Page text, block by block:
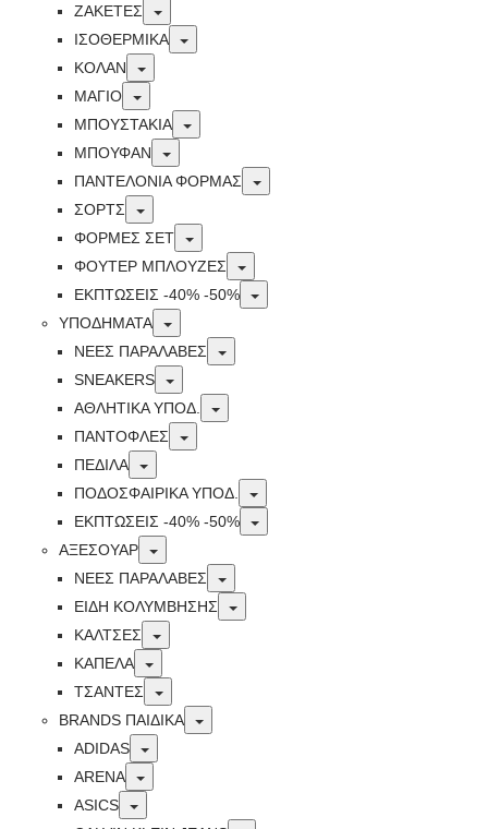
ΖΑΚΕΤΕΣ
Toggle
ΙΣΟΘΕΡΜΙΚΑ
Toggle
ΚΟΛΑΝ
Toggle
ΜΑΓΙΟ
Toggle
ΜΠΟΥΣΤΑΚΙΑ
Toggle
ΜΠΟΥΦΑΝ
Toggle
ΠΑΝΤΕΛΟΝΙΑ ΦΟΡΜΑΣ
Toggle
ΣΟΡΤΣ
Toggle
ΦΟΡΜΕΣ ΣΕΤ
Toggle
ΦΟΥΤΕΡ ΜΠΛΟΥΖΕΣ
Toggle
ΕΚΠΤΏΣΕΙΣ -40% -50%
Toggle
ΥΠΟΔΗΜΑΤΑ
Toggle
ΝΕΕΣ ΠΑΡΑΛΑΒΕΣ
Toggle
SNEAKERS
Toggle
ΑΘΛΗΤΙΚΑ ΥΠΟΔ.
Toggle
ΠΑΝΤΟΦΛΕΣ
Toggle
ΠΕΔΙΛΑ
Toggle
ΠΟΔΟΣΦΑΙΡΙΚΑ ΥΠΟΔ.
Toggle
ΕΚΠΤΏΣΕΙΣ -40% -50%
Toggle
ΑΞΕΣΟΥΑΡ
Toggle
ΝΕΕΣ ΠΑΡΑΛΑΒΕΣ
Toggle
ΕΙΔΗ ΚΟΛΥΜΒΗΣΗΣ
Toggle
ΚΑΛΤΣΕΣ
Toggle
ΚΑΠΕΛΑ
Toggle
ΤΣΑΝΤΕΣ
Toggle
BRANDS ΠΑΙΔΙΚΆ
Toggle
ADIDAS
Toggle
ARENA
Toggle
ASICS
Toggle